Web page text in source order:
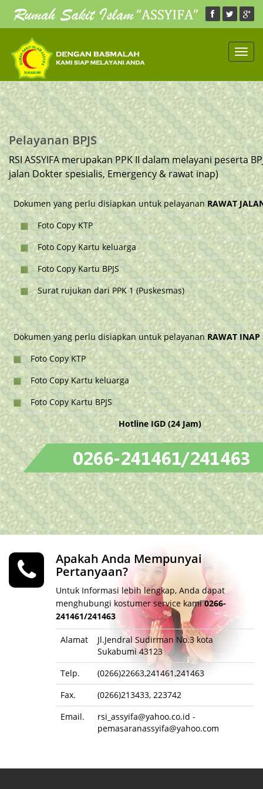
Pelayanan BPJS
RSI ASSYIFA merupakan PPK II dalam melayani peserta
jalan Dokter spesialis, Emergency & rawat inap)
Dokumen yang perlu disiapkan untuk pelayanan RAWAT
Foto Copy KTP
Foto Copy Kartu keluarga
Foto Copy Kartu BPJS
Surat rujukan dari PPK 1 (Puskesmas)
Dokumen yang perlu disiapkan untuk pelayananRAWAT INAP
Foto Copy KTP
Foto Copy Kartu keluarga
Foto Copy Kartu BPJS
Hotline IGD (24 Jam)
Apakah Anda Mempunyai
Pertanyaan?
Untuk Informasi lebih lengkap, Anda dapat
menghubungi kostumer service kami0266-
241461/241463
Alamat
Jl.Jendral Sudirman No.3 kota
Sukabumi 43123
Telp.
(0266)22663,241461,241463
Fax.
(0266)213433, 223742
Email.
rsi_assyifa@yahoo.co.id -
pemasaranassyifa@yahoo.com